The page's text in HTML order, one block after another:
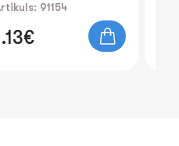
Artikuls: 80015
0.17€